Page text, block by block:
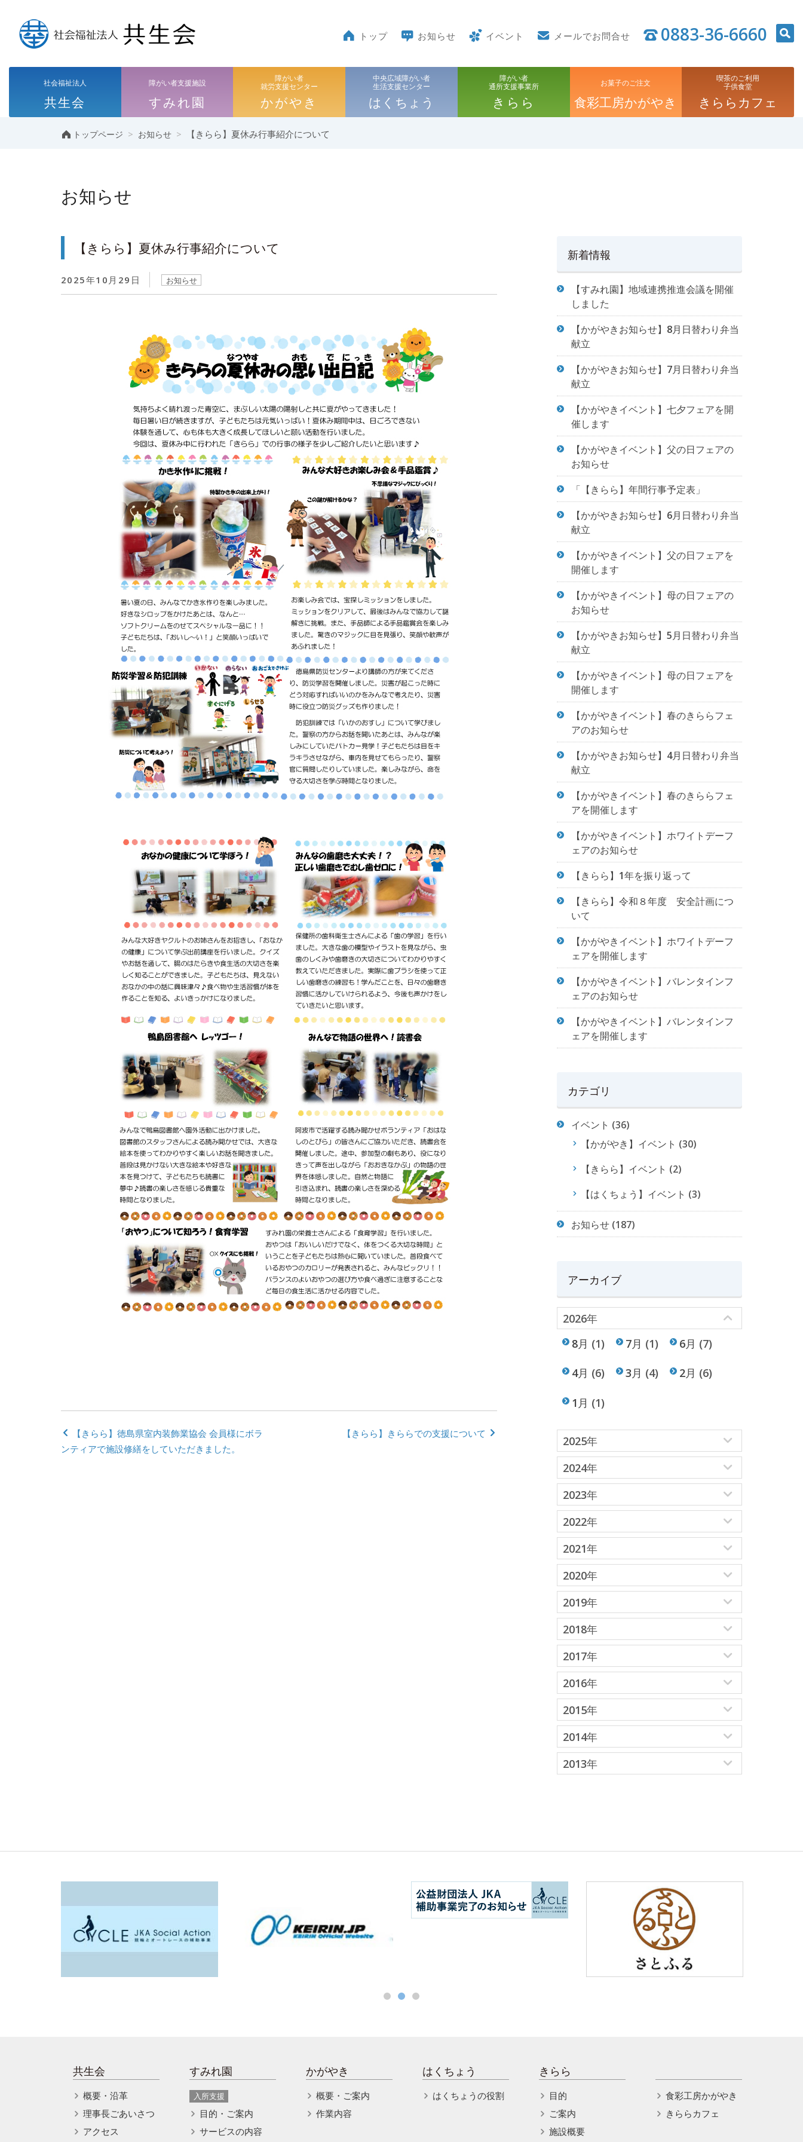
トップ お知らせ イベント メールでお問合せ 0883-36-6660
社会福祉法人
共生会
障がい者支援施設
すみれ園
障がい者
就労支援センター
かがやき
中央広域障がい者
生活支援センター
はくちょう
障がい者
通所支援事業所
きらら
お菓子のご注文
食彩工房かがやき
喫茶のご利用
子供食堂
きららカフェ
トップページ > お知らせ > 【きらら】夏休み行事紹介について
お知らせ
【きらら】夏休み行事紹介について
2025年10月29日 お知らせ
【きらら】徳島県室内装飾業協会 会員様にボラ
ンティアで施設修繕をしていただきました。
【きらら】きららでの支援について
新着情報
【すみれ園】地域連携推進会議を開催
しました
【かがやきお知らせ】8月日替わり弁当
献立
【かがやきお知らせ】7月日替わり弁当
献立
【かがやきイベント】七夕フェアを開
催します
【かがやきイベント】父の日フェアの
お知らせ
「【きらら】年間行事予定表」
【かがやきお知らせ】6月日替わり弁当
献立
【かがやきイベント】父の日フェアを
開催します
【かがやきイベント】母の日フェアの
お知らせ
【かがやきお知らせ】5月日替わり弁当
献立
【かがやきイベント】母の日フェアを
開催します
【かがやきイベント】春のきららフェ
アのお知らせ
【かがやきお知らせ】4月日替わり弁当
献立
【かがやきイベント】春のきららフェ
アを開催します
【かがやきイベント】ホワイトデーフ
ェアのお知らせ
【きらら】1年を振り返って
【きらら】令和８年度 安全計画につ
いて
【かがやきイベント】ホワイトデーフ
ェアを開催します
【かがやきイベント】バレンタインフ
ェアのお知らせ
【かがやきイベント】バレンタインフ
ェアを開催します
カテゴリ
イベント (36)
【かがやき】イベント (30)
【きらら】イベント (2)
【はくちょう】イベント (3)
お知らせ (187)
アーカイブ
2026年
8月 (1) 7月 (1) 6月 (7)
4月 (6) 3月 (4) 2月 (6)
1月 (1)
2025年
2024年
2023年
2022年
2021年
2020年
2019年
2018年
2017年
2016年
2015年
2014年
2013年
共生会
概要・沿革
理事長ごあいさつ
アクセス
すみれ園
入所支援
目的・ご案内
サービスの内容
かがやき
概要・ご案内
作業内容
はくちょう
はくちょうの役割
きらら
目的
ご案内
施設概要
食彩工房かがやき
きららカフェ